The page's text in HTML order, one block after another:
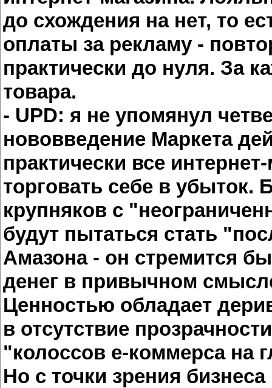
до схождения на нет, то
оплаты за рекламу -
практически до нуля. За
товара.
- UPD: я не упомянул
нововведение Маркета
практически все
торговать себе в убыток.
крупняков с
будут пытаться стать
Амазона - он стремится
денег в привычном
Ценностью обладает
в отсутствие
"колоссов е-коммерса на
Но с точки зрения